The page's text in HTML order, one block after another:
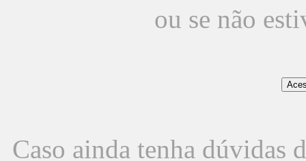
ou se não
Caso ainda tenha dúvidas